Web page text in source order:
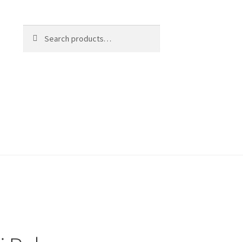
for: